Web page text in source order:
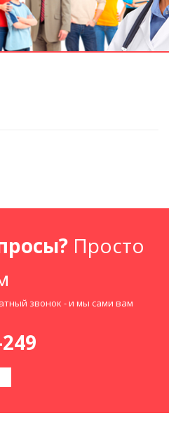
Просто
звонок - и мы сами вам